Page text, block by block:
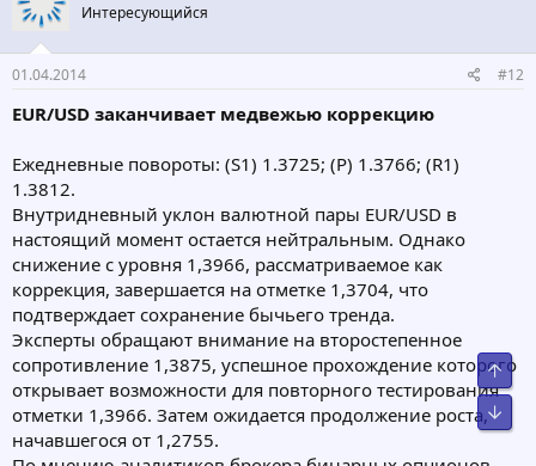
Интересующийся
01.04.2014 #12
EUR/USD заканчивает медвежью коррекцию
Ежедневные повороты: (S1) 1.3725; (Р) 1.3766; (R1)
1.3812.
Внутридневный уклон валютной пары EUR/USD в
настоящий момент остается нейтральным. Однако
снижение с уровня 1,3966, рассматриваемое как
коррекция, завершается на отметке 1,3704, что
подтверждает сохранение бычьего тренда.
Эксперты обращают внимание на второстепенное
сопротивление 1,3875, успешное прохождение которого
открывает возможности для повторного тестирования
отметки 1,3966. Затем ожидается продолжение роста,
начавшегося от 1,2755.